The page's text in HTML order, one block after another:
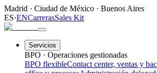
Madrid · Ciudad de México · Buenos Aires
ES·ENCarrerasSales Kit
Servicios
BPO · Operaciones gestionadas
BPO flexibleContact center, ventas y